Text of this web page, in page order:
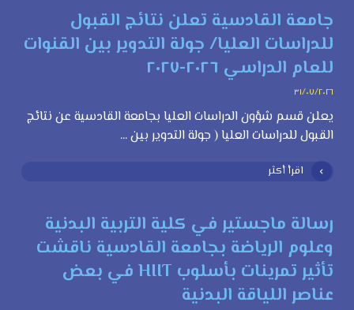
جامعة القادسية تعلن نتائج القبول
للدراسات العليا/ جولة التدوير بين القنوات
للعام الدراسي ٢٠٢٦-٢٠٢٧
٣١/٠٧/٢٠٢٦
يعلن قسم شؤون الدراسات العليا بجامعة القادسية عن نتائج
القبول للدراسات العليا ( جولة التدوير بين ...
اقرأ أكثر
رسالة ماجستير في كلية التربية البدنية
وعلوم الرياضة بجامعة القادسية ناقشت
تأثير تمرينات بأسلوب HIIT في بعض
عناصر اللياقة البدنية